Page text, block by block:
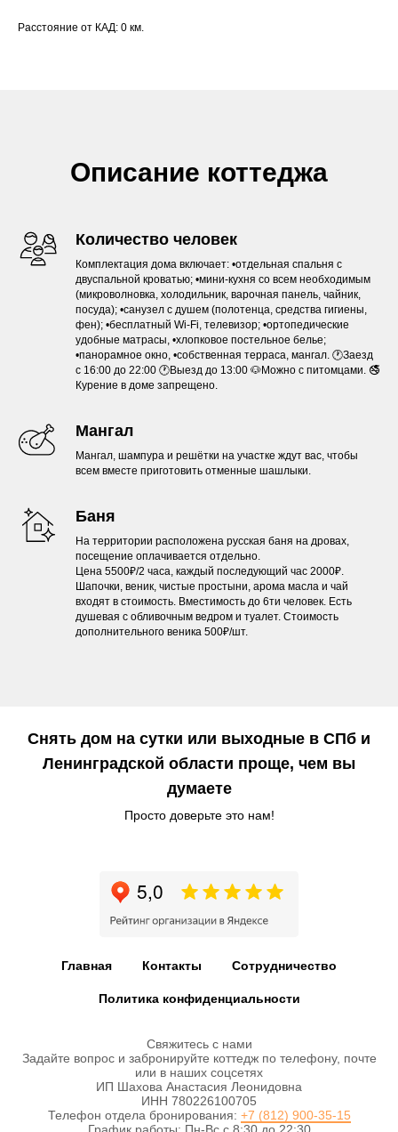
Расстояние от КАД: 0 км.
Описание коттеджа
Количество человек
Комплектация дома включает: •отдельная спальня с
двуспальной кроватью; •мини-кухня со всем необходимым
(микроволновка, холодильник, варочная панель, чайник,
посуда); •санузел с душем (полотенца, средства гигиены,
фен); •бесплатный Wi-Fi, телевизор; •ортопедические
удобные матрасы, •хлопковое постельное белье;
•панорамное окно, •собственная терраса, мангал. 🕐Заезд
с 16:00 до 22:00 🕐Выезд до 13:00 🐶Можно с питомцами. 🚭
Курение в доме запрещено.
Мангал
Мангал, шампура и решётки на участке ждут вас, чтобы
всем вместе приготовить отменные шашлыки.
Баня
На территории расположена русская баня на дровах,
посещение оплачивается отдельно.
Цена 5500₽/2 часа, каждый последующий час 2000₽.
Шапочки, веник, чистые простыни, арома масла и чай
входят в стоимость. Вместимость до 6ти человек. Есть
душевая с обливочным ведром и туалет. Стоимость
дополнительного веника 500₽/шт.
Снять дом на сутки или выходные в СПб и
Ленинградской области проще, чем вы
думаете
Просто доверьте это нам!
Главная Контакты Сотрудничество
Политика конфиденциальности
Свяжитесь с нами
Задайте вопрос и забронируйте коттедж по телефону, почте
или в наших соцсетях
ИП Шахова Анастасия Леонидовна
ИНН 780226100705
Телефон отдела бронирования: +7 (812) 900-35-15